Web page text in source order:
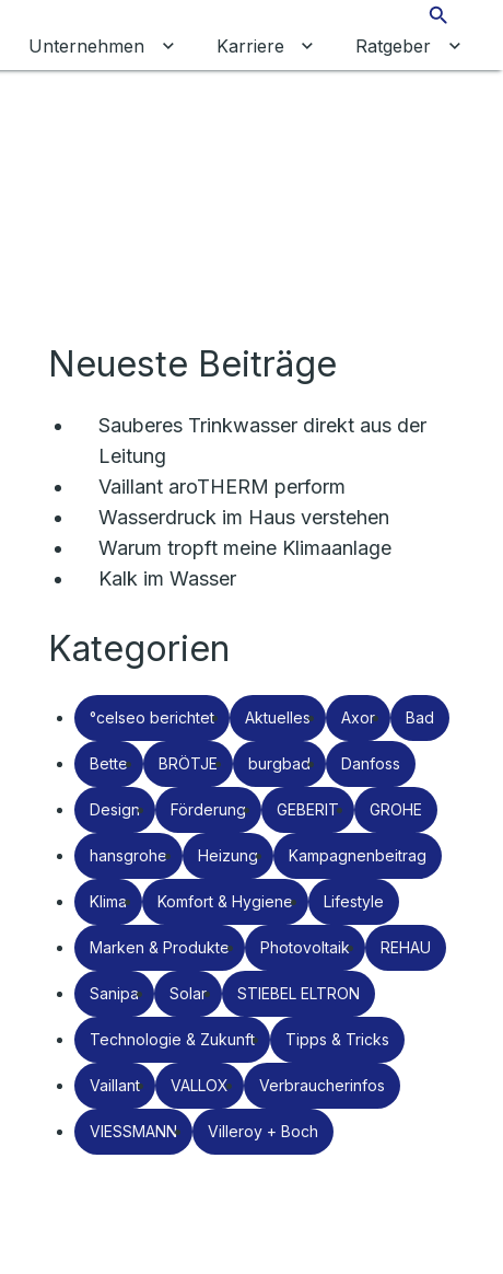
für Privatkunden umschalten
Unternehmen Untermenü für Unternehmen
Karriere Untermenü für
Ratgeber
Neueste Beiträge
Sauberes Trinkwasser direkt aus der
Leitung
Vaillant aroTHERM perform
Wasserdruck im Haus verstehen
Warum tropft meine Klimaanlage
Kalk im Wasser
Kategorien
°celseo berichtet Aktuelles Axor Bad
Bette BRÖTJE burgbad Danfoss
Design Förderung GEBERIT GROHE
hansgrohe Heizung Kampagnenbeitrag
Klima Komfort & Hygiene Lifestyle
Marken & Produkte Photovoltaik REHAU
Sanipa Solar STIEBEL ELTRON
Technologie & Zukunft Tipps & Tricks
Vaillant VALLOX Verbraucherinfos
VIESSMANN Villeroy + Boch